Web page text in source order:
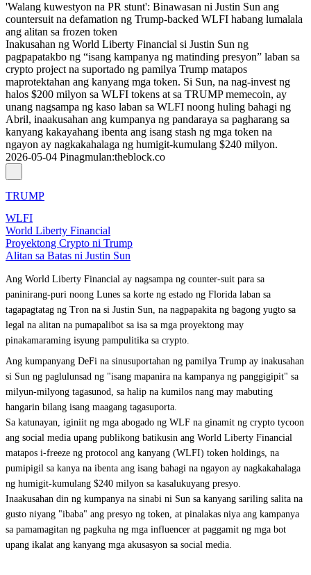
'Walang kuwestyon na PR stunt': Binawasan ni Justin Sun ang
countersuit na defamation ng Trump-backed WLFI habang lumalala
ang alitan sa frozen token
Inakusahan ng World Liberty Financial si Justin Sun ng
pagpapatakbo ng “isang kampanya ng matinding presyon” laban sa
crypto project na suportado ng pamilya Trump matapos
maprotektahan ang kanyang mga token. Si Sun, na nag-invest ng
halos $200 milyon sa WLFI tokens at sa TRUMP memecoin, ay
unang nagsampa ng kaso laban sa WLFI noong huling bahagi ng
Abril, inaakusahan ang kumpanya ng pandaraya sa pagharang sa
kanyang kakayahang ibenta ang isang stash ng mga token na
ngayon ay nagkakahalaga ng humigit-kumulang $240 milyon.
2026-05-04 Pinagmulan:theblock.co
TRUMP
WLFI
World Liberty Financial
Proyektong Crypto ni Trump
Alitan sa Batas ni Justin Sun
Ang World Liberty Financial ay nagsampa ng counter-suit para sa
paninirang-puri noong Lunes sa korte ng estado ng Florida laban sa
tagapagtatag ng Tron na si Justin Sun, na nagpapakita ng bagong yugto sa
legal na alitan na pumapalibot sa isa sa mga proyektong may
pinakamaraming isyung pampulitika sa crypto.
Ang kumpanyang DeFi na sinusuportahan ng pamilya Trump ay inakusahan
si Sun ng paglulunsad ng "isang mapanira na kampanya ng panggigipit" sa
milyun-milyong tagasunod, sa halip na kumilos nang may mabuting
hangarin bilang isang maagang tagasuporta.
Sa katunayan, iginiit ng mga abogado ng WLF na ginamit ng crypto tycoon
ang social media upang publikong batikusin ang World Liberty Financial
matapos i-freeze ng protocol ang kanyang (WLFI) token holdings, na
pumipigil sa kanya na ibenta ang isang bahagi na ngayon ay nagkakahalaga
ng humigit-kumulang $240 milyon sa kasalukuyang presyo.
Inaakusahan din ng kumpanya na sinabi ni Sun sa kanyang sariling salita na
gusto niyang "ibaba" ang presyo ng token, at pinalakas niya ang kampanya
sa pamamagitan ng pagkuha ng mga influencer at paggamit ng mga bot
upang ikalat ang kanyang mga akusasyon sa social media.